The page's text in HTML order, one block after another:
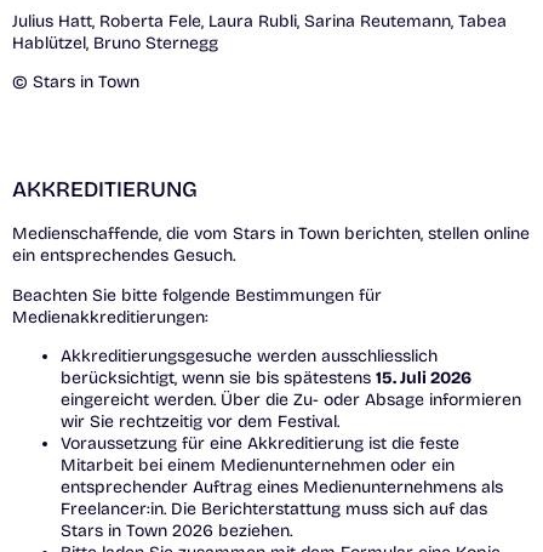
Julius Hatt, Roberta Fele, Laura Rubli, Sarina Reutemann, Tabea
Hablützel, Bruno Sternegg
© Stars in Town
AKKREDITIERUNG
Medienschaffende, die vom Stars in Town berichten, stellen online
ein entsprechendes Gesuch.
Beachten Sie bitte folgende Bestimmungen für
Medienakkreditierungen:
Akkreditierungsgesuche werden ausschliesslich
berücksichtigt, wenn sie bis spätestens 15. Juli 2026
eingereicht werden. Über die Zu- oder Absage informieren
wir Sie rechtzeitig vor dem Festival.
Voraussetzung für eine Akkreditierung ist die feste
Mitarbeit bei einem Medienunternehmen oder ein
entsprechender Auftrag eines Medienunternehmens als
Freelancer:in. Die Berichterstattung muss sich auf das
Stars in Town 2026 beziehen.